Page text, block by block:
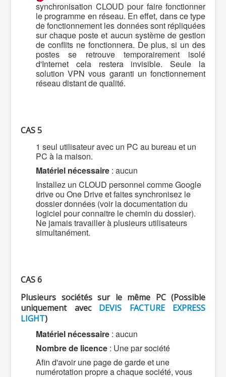
synchronisation CLOUD pour faire fonctionner
le programme en réseau. En effet, dans ce type
de fonctionnement les données sont répliquées
sur chaque poste et aucun système de gestion
de conflits ne fonctionnera. De plus, si un des
postes se retrouve temporairement isolé
d'Internet cela restera invisible. Seule la
solution VPN vous garanti un fonctionnement
réseau distant de qualité.
CAS 5
1 seul utilisateur avec un PC au bureau et un
PC à la maison.
Matériel nécessaire : aucun
Installez un CLOUD personnel comme Google
drive ou One Drive et faites synchronisez le
dossier données (voir la documentation du
logiciel pour connaitre le chemin du dossier).
Ne jamais travailler à plusieurs utilisateurs
simultanément.
CAS 6
Plusieurs sociétés sur le même PC (Possible
uniquement avec DEVIS FACTURE EXPRESS
LIGHT)
Matériel nécessaire : aucun
Nombre de licence : Une par société
Afin d'avoir une page de garde et une
numérotation propre a chaque société, vous